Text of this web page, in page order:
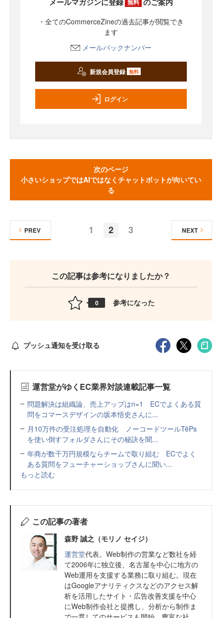
無料
・全てのCommerceZineの過去記事が閲覧でき
ます
メールバックナンバー
新規会員登録 無料
ログイン
次のページ
小さいショップではAIではなくチャットボットが向いてい
る
1 2 3
PREV NEXT
この記事は参考になりましたか？
0 参考になった
プッシュ通知を受け取る
運営堂がゆくEC業界対談連載記事一覧
問題解決は組織論、売上アップはn=1 ECでよくある質
問をコマースデザインの坂本悟史さんに...
月10万件の受注処理を自動化 ノーコードツールTēPs
を使い倒すフォルダさんにその秘訣を聞...
年商が数千万円規模ならチームで取り組む ECでよく
ある質問をフューチャーショップさんに聞い...
もっと読む
この記事の著者
森野 誠之（モリノ セイジ）
運営堂代表。Web制作の営業など数社を経
て2006年に独立後、名古屋を中心に地方の
Web運用を支援する業務に取り組む。現在
はGoogleアナリティクスなどのアクセス解
析を活用したサイト・広告改善支援を中心
にWeb制作会社と提携し、分析から制作ま